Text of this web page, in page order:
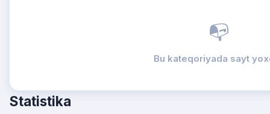
📭
Bu kateqoriyada sayt
Statistika